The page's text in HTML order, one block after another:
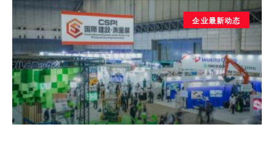
企业最新动态